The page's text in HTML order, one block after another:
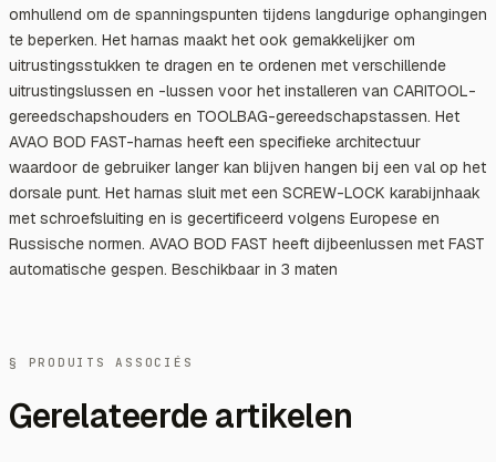
omhullend om de spanningspunten tijdens langdurige ophangingen
te beperken. Het harnas maakt het ook gemakkelijker om
uitrustingsstukken te dragen en te ordenen met verschillende
uitrustingslussen en -lussen voor het installeren van CARITOOL-
gereedschapshouders en TOOLBAG-gereedschapstassen. Het
AVAO BOD FAST-harnas heeft een specifieke architectuur
waardoor de gebruiker langer kan blijven hangen bij een val op het
dorsale punt. Het harnas sluit met een SCREW-LOCK karabijnhaak
met schroefsluiting en is gecertificeerd volgens Europese en
Russische normen. AVAO BOD FAST heeft dijbeenlussen met FAST
automatische gespen. Beschikbaar in 3 maten
§ PRODUITS ASSOCIÉS
Gerelateerde artikelen